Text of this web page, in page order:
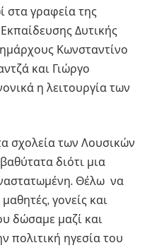
στα γραφεία της
Δυτικής
Κωνσταντίνο
και Γιώργο
η λειτουργία των
σχολεία των Λουσικών
διότι μια
Θέλω να
γονείς και
δώσαμε μαζί και
πολιτική ηγεσία του